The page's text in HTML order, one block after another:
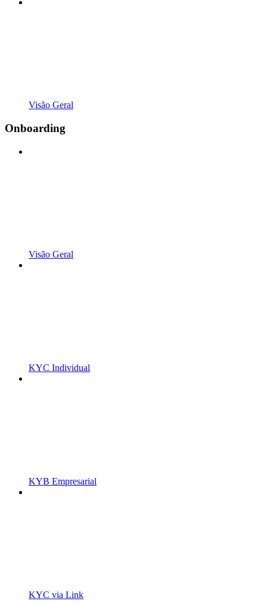
Visão Geral
Onboarding
Visão Geral
KYC Individual
KYB Empresarial
KYC via Link